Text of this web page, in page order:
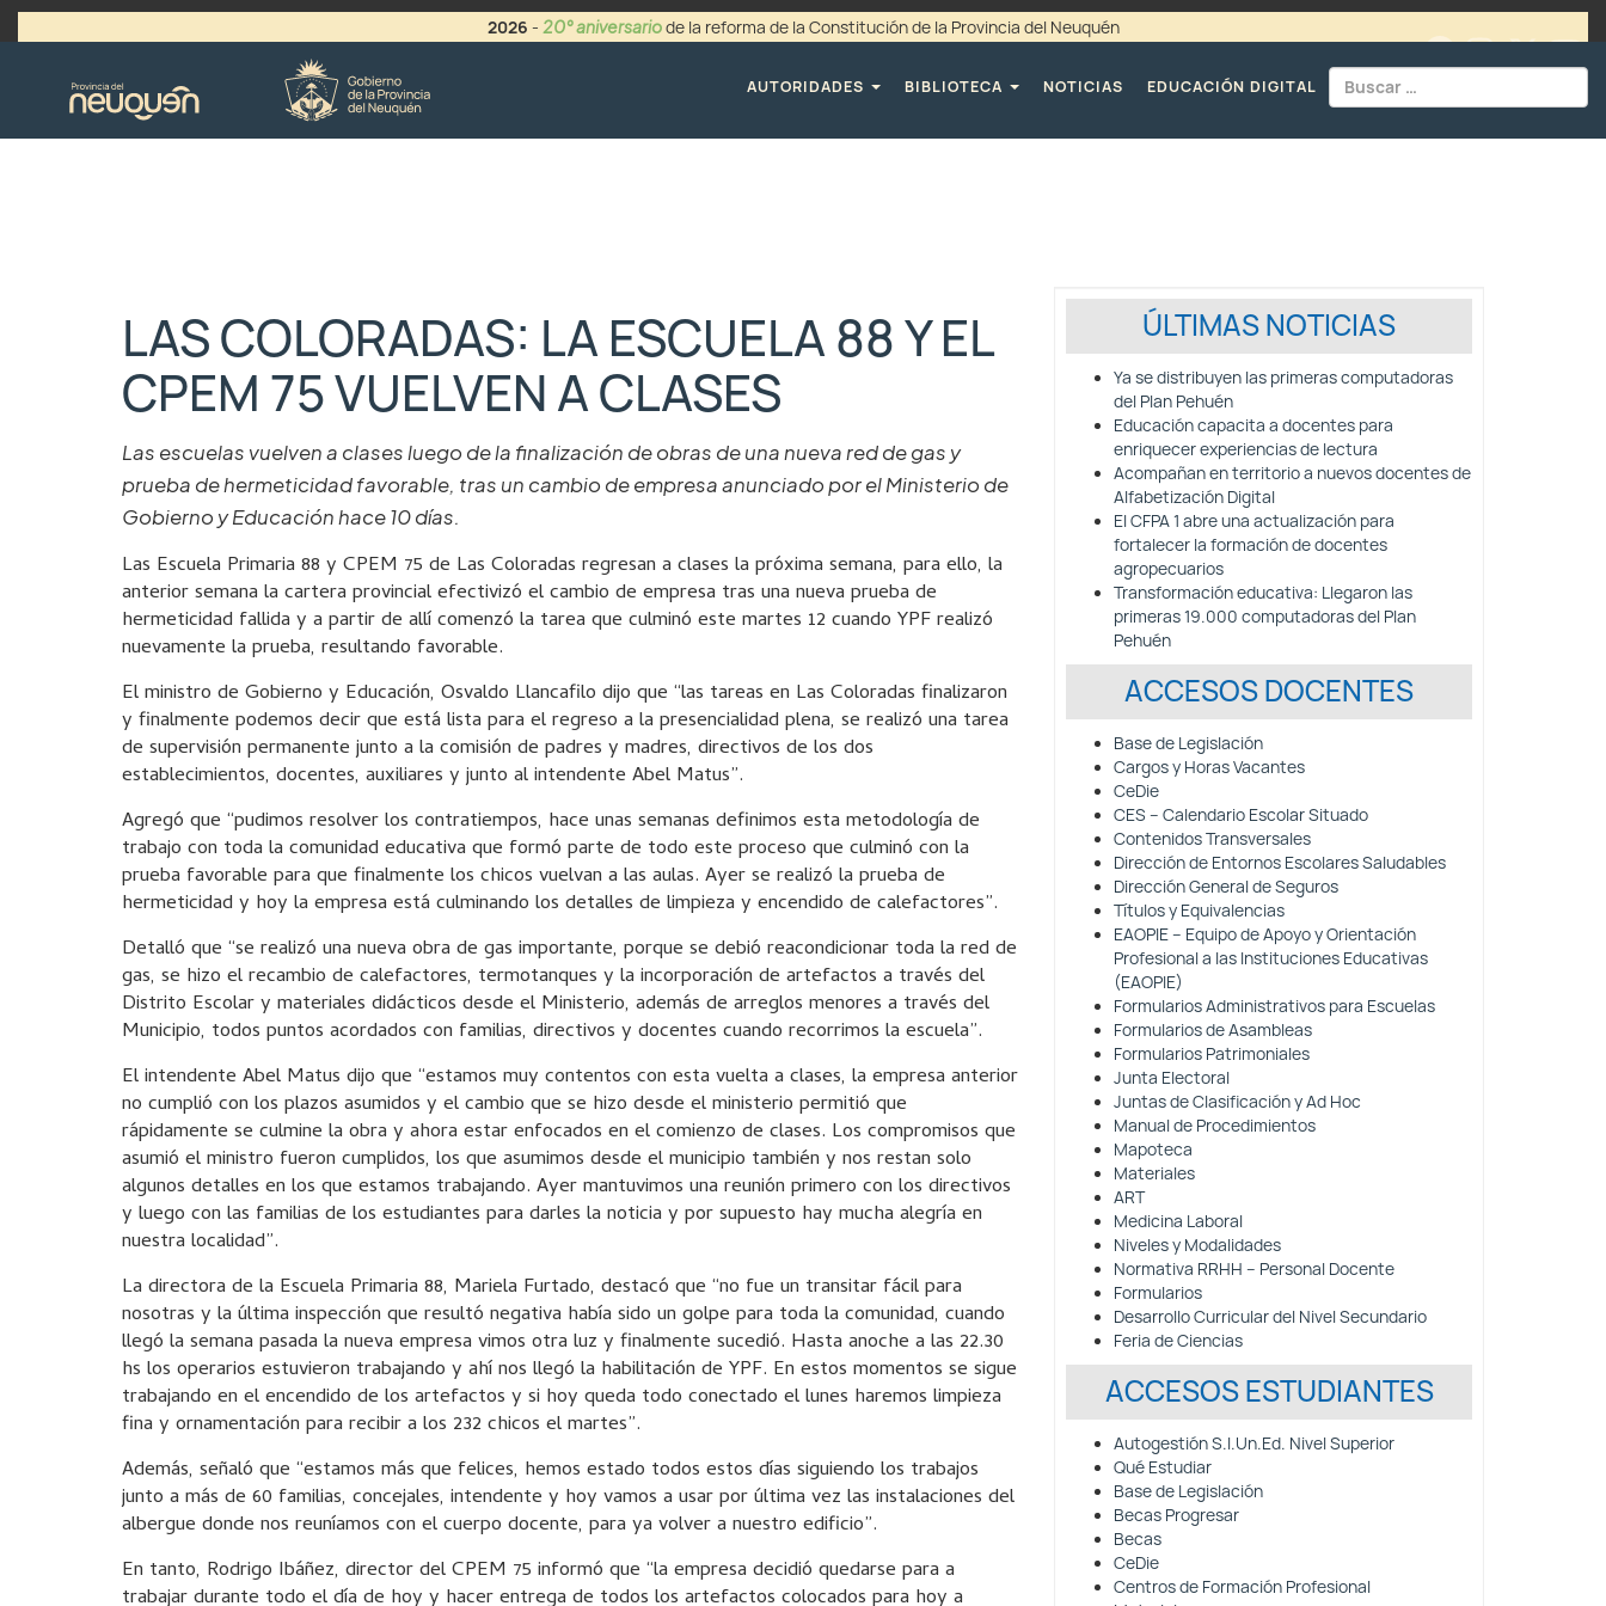
2026 - 20° aniversariode la reforma de la Constitución de la Provincia del Neuquén
AUTORIDADES
BIBLIOTECA NOTICIAS EDUCACIÓN DIGITAL
LAS COLORADAS: LA ESCUELA 88 Y EL
CPEM 75 VUELVEN A CLASES
Las escuelas vuelven a clases luego de la finalización de obras de una nueva red de gas y
prueba de hermeticidad favorable, tras un cambio de empresa anunciado por el Ministerio de
Gobierno y Educación hace 10 días.
Las Escuela Primaria 88 y CPEM 75 de Las Coloradas regresan a clases la próxima semana, para ello, la
anterior semana la cartera provincial efectivizó el cambio de empresa tras una nueva prueba de
hermeticidad fallida y a partir de allí comenzó la tarea que culminó este martes 12 cuando YPF realizó
nuevamente la prueba, resultando favorable.
El ministro de Gobierno y Educación, Osvaldo Llancafilo dijo que “las tareas en Las Coloradas finalizaron
y finalmente podemos decir que está lista para el regreso a la presencialidad plena, se realizó una tarea
de supervisión permanente junto a la comisión de padres y madres, directivos de los dos
establecimientos, docentes, auxiliares y junto al intendente Abel Matus”.
Agregó que “pudimos resolver los contratiempos, hace unas semanas definimos esta metodología de
trabajo con toda la comunidad educativa que formó parte de todo este proceso que culminó con la
prueba favorable para que finalmente los chicos vuelvan a las aulas. Ayer se realizó la prueba de
hermeticidad y hoy la empresa está culminando los detalles de limpieza y encendido de calefactores”.
Detalló que “se realizó una nueva obra de gas importante, porque se debió reacondicionar toda la red de
gas, se hizo el recambio de calefactores, termotanques y la incorporación de artefactos a través del
Distrito Escolar y materiales didácticos desde el Ministerio, además de arreglos menores a través del
Municipio, todos puntos acordados con familias, directivos y docentes cuando recorrimos la escuela”.
El intendente Abel Matus dijo que “estamos muy contentos con esta vuelta a clases, la empresa anterior
no cumplió con los plazos asumidos y el cambio que se hizo desde el ministerio permitió que
rápidamente se culmine la obra y ahora estar enfocados en el comienzo de clases. Los compromisos que
asumió el ministro fueron cumplidos, los que asumimos desde el municipio también y nos restan solo
algunos detalles en los que estamos trabajando. Ayer mantuvimos una reunión primero con los directivos
y luego con las familias de los estudiantes para darles la noticia y por supuesto hay mucha alegría en
nuestra localidad”.
La directora de la Escuela Primaria 88, Mariela Furtado, destacó que “no fue un transitar fácil para
nosotras y la última inspección que resultó negativa había sido un golpe para toda la comunidad, cuando
llegó la semana pasada la nueva empresa vimos otra luz y finalmente sucedió. Hasta anoche a las 22.30
hs los operarios estuvieron trabajando y ahí nos llegó la habilitación de YPF. En estos momentos se sigue
trabajando en el encendido de los artefactos y si hoy queda todo conectado el lunes haremos limpieza
fina y ornamentación para recibir a los 232 chicos el martes”.
Además, señaló que “estamos más que felices, hemos estado todos estos días siguiendo los trabajos
junto a más de 60 familias, concejales, intendente y hoy vamos a usar por última vez las instalaciones del
albergue donde nos reuníamos con el cuerpo docente, para ya volver a nuestro edificio”.
En tanto, Rodrigo Ibáñez, director del CPEM 75 informó que “la empresa decidió quedarse para a
trabajar durante todo el día de hoy y hacer entrega de todos los artefactos colocados para hoy a
ÚLTIMAS NOTICIAS
Ya se distribuyen las primeras computadoras
del Plan Pehuén
Educación capacita a docentes para
enriquecer experiencias de lectura
Acompañan en territorio a nuevos docentes de
Alfabetización Digital
El CFPA 1 abre una actualización para
fortalecer la formación de docentes
agropecuarios
Transformación educativa: Llegaron las
primeras 19.000 computadoras del Plan
Pehuén
ACCESOS DOCENTES
Base de Legislación
Cargos y Horas Vacantes
CeDie
CES – Calendario Escolar Situado
Contenidos Transversales
Dirección de Entornos Escolares Saludables
Dirección General de Seguros
Títulos y Equivalencias
EAOPIE – Equipo de Apoyo y Orientación
Profesional a las Instituciones Educativas
(EAOPIE)
Formularios Administrativos para Escuelas
Formularios de Asambleas
Formularios Patrimoniales
Junta Electoral
Juntas de Clasificación y Ad Hoc
Manual de Procedimientos
Mapoteca
Materiales
ART
Medicina Laboral
Niveles y Modalidades
Normativa RRHH – Personal Docente
Formularios
Desarrollo Curricular del Nivel Secundario
Feria de Ciencias
ACCESOS ESTUDIANTES
Autogestión S.I.Un.Ed. Nivel Superior
Qué Estudiar
Base de Legislación
Becas Progresar
Becas
CeDie
Centros de Formación Profesional